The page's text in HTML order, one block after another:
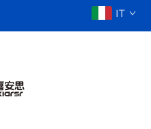
IT